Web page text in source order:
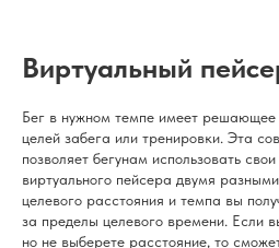
Виртуальный
Бег в нужном темпе имеет решающее
целей забега или тренировки. Эта
позволяет бегунам использовать
виртуального пейсера двумя
целевого расстояния и темпа вы
за пределы целевого времени. Если
но не выберете расстояние, то